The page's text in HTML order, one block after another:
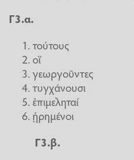
Γ3.α.
τούτους
οἵ
γεωργοῦντες
τυγχάνουσι
ἐπιμεληταί
ᾑρημένοι
Γ3.β.